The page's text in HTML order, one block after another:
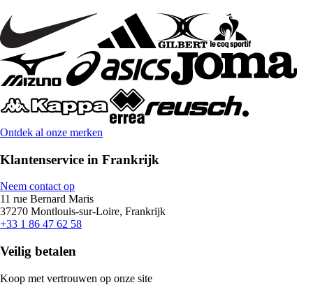
Ontdek al onze merken
Klantenservice in Frankrijk
Neem contact op
11 rue Bernard Maris
37270 Montlouis-sur-Loire, Frankrijk
+33 1 86 47 62 58
Veilig betalen
Koop met vertrouwen op onze site